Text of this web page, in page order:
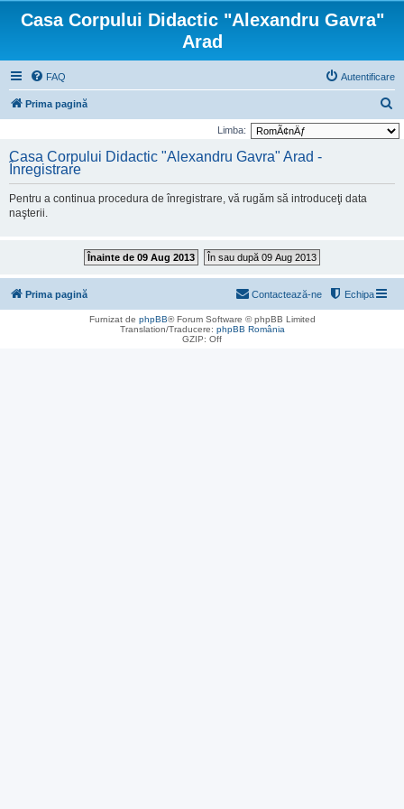
Casa Corpului Didactic "Alexandru Gavra"
Arad
FAQ Autentificare
Prima pagină
ă
Limba:
Casa Corpului Didactic "Alexandru Gavra" Arad -
Înregistrare
Pentru a continua procedura de înregistrare, vă rugăm să introduceţi data
naşterii.
Înainte de 09 Aug 2013 În sau după 09 Aug 2013
Prima pagină Echipa
Contactează-ne
Furnizat de phpBB® Forum Software © phpBB Limited
Translation/Traducere: phpBB România
GZIP: Off